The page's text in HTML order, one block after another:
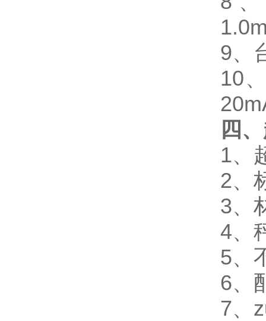
9、
10
四
1、
2、
3、
4、
5、
6、
7、